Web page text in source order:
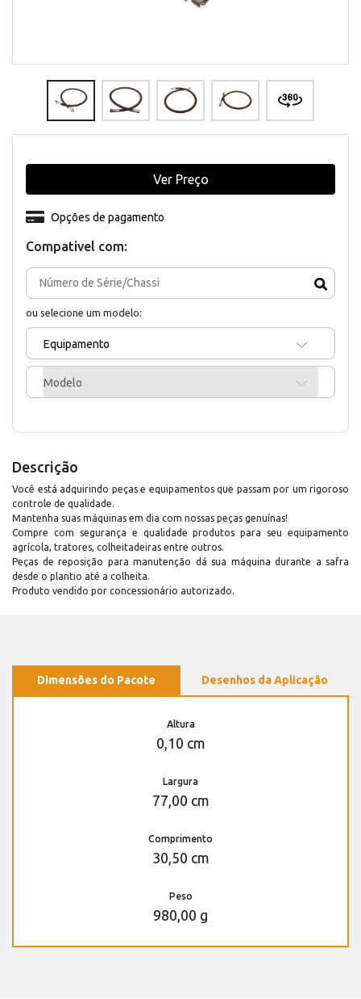
Compativel com:
ou selecione um modelo:
Equipamento
Modelo
Opções de pagamento
Ver Preço
Descrição
Você está adquirindo peças e equipamentos que passam por um rigoroso
controle de qualidade.
Mantenha suas máquinas em dia com nossas peças genuínas!
Compre com segurança e qualidade produtos para seu equipamento
agrícola, tratores, colheitadeiras entre outros.
Peças de reposição para manutenção dá sua máquina durante a safra
desde o plantio até a colheita.
Produto vendido por concessionário autorizado.
Dimensões do Pacote Desenhos da Aplicação
Altura
0,10 cm
Largura
77,00 cm
Comprimento
30,50 cm
Peso
980,00 g